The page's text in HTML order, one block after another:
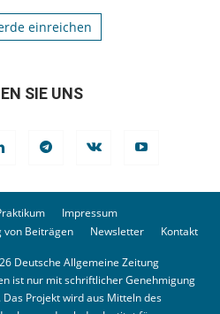
einreichen
SIE UNS
Impressum
von Beiträgen
Newsletter Kontakt
Deutsche Allgemeine Zeitung
ist nur mit schriftlicher Genehmigung
Projekt wird aus Mitteln des